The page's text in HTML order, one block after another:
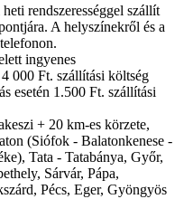
rendszerességgel szállít
A helyszínekről és a
ingyenes
000 Ft. szállítási költség
esetén 1.500 Ft. szállítási
+ 20 km-es körzete,
(Siófok - Balatonkenese -
Tata - Tatabánya, Győr,
Sárvár, Pápa,
Pécs, Eger, Gyöngyös